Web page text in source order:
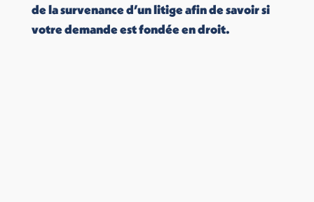
de la survenance d’un litige afin de savoir si
votre demande est fondée en droit.